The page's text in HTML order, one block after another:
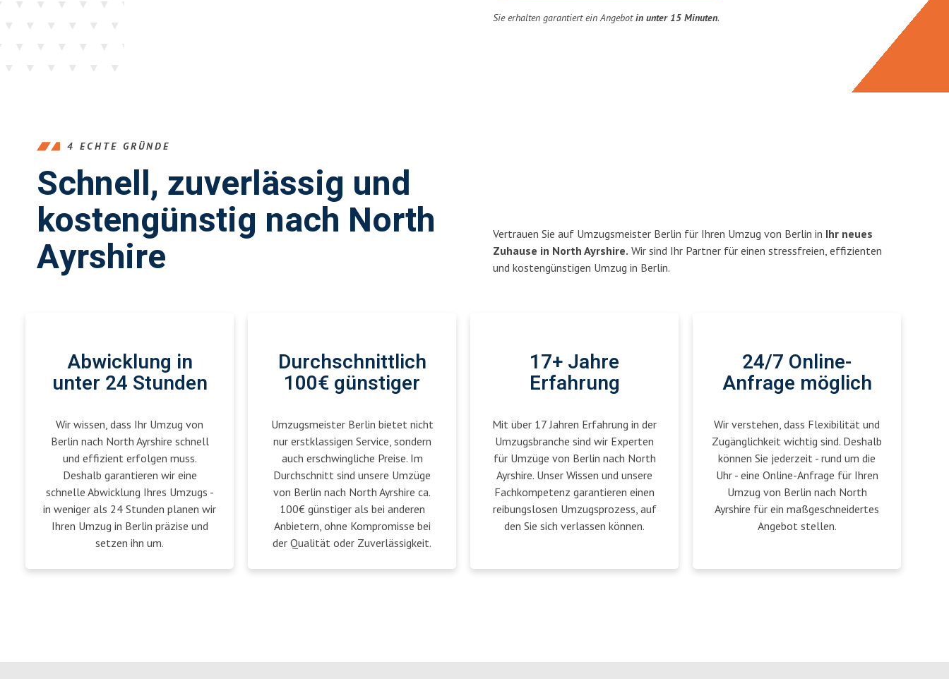
Sie erhalten garantiert ein Angebotin unter 15 Minuten.
4 ECHTE GRÜNDE
Schnell, zuverlässig und
kostengünstig nach North
Ayrshire Vertrauen Sie auf Umzugsmeister Berlin für Ihren Umzug von Berlin in Ihr neues
Zuhause in North Ayrshire. Wir sind Ihr Partner für einen stressfreien, effizienten
und kostengünstigen Umzug in Berlin.
Abwicklung in
unter 24 Stunden
Wir wissen, dass Ihr Umzug von
Berlin nach North Ayrshire schnell
und effizient erfolgen muss.
Deshalb garantieren wir eine
schnelle Abwicklung Ihres Umzugs -
in weniger als 24 Stunden planen wir
Ihren Umzug in Berlin präzise und
setzen ihn um.
Durchschnittlich
100€ günstiger
Umzugsmeister Berlin bietet nicht
nur erstklassigen Service, sondern
auch erschwingliche Preise. Im
Durchschnitt sind unsere Umzüge
von Berlin nach North Ayrshire ca.
100€ günstiger als bei anderen
Anbietern, ohne Kompromisse bei
der Qualität oder Zuverlässigkeit.
17+ Jahre
Erfahrung
Mit über 17 Jahren Erfahrung in der
Umzugsbranche sind wir Experten
für Umzüge von Berlin nach North
Ayrshire. Unser Wissen und unsere
Fachkompetenz garantieren einen
reibungslosen Umzugsprozess, auf
den Sie sich verlassen können.
24/7 Online-
Anfrage möglich
Wir verstehen, dass Flexibilität und
Zugänglichkeit wichtig sind. Deshalb
können Sie jederzeit - rund um die
Uhr - eine Online-Anfrage für Ihren
Umzug von Berlin nach North
Ayrshire für ein maßgeschneidertes
Angebot stellen.